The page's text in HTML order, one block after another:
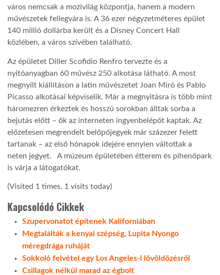
GLOBOZSARU
DOBRAVERO.HU
LATIMO.HU
GLOBOBOOK
város nemcsak a mozivilág központja, hanem a modern
művészetek fellegvára is. A 36 ezer négyzetméteres épület
140 millió dollárba került és a Disney Concert Hall
közlében, a város szívében található.
Az épületet Diller Scofidio Renfro tervezte és a
nyitóanyagban 60 művész 250 alkotása látható. A most
megnyílt kiállításon a latin művészetet Joan Miró és Pablo
Picasso alkotásai képviselik. Már a megnyitásra is több mint
háromezren érkeztek és hosszú sorokban álltak sorba a
bejutás előtt – ők az interneten ingyenbelépőt kaptak. Az
előzetesen megrendelt belőpőjegyek már százezer felett
tartanak – az első hónapok idejére ennyien váltottak a
neten jegyet. A múzeum épületében étterem és pihenőpark
is várja a látogatókat.
(Visited 1 times, 1 visits today)
Kapcsolódó Cikkek
Szupervonatot építenek Kaliforniában
Megtalálták a kenyai szépség, Lupita Nyongo
méregdrága ruháját
Sokkoló felvétel egy Los Angeles-i lövöldözésről
Csillagok nélkül marad az égbolt